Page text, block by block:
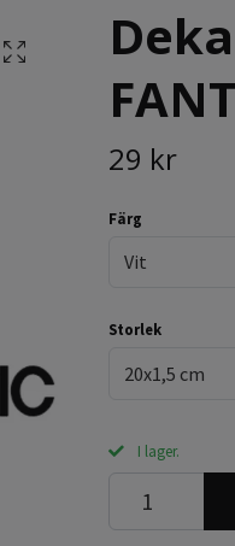
29 kr
Färg
Vit
Storlek
20x1,5 cm
I lager.